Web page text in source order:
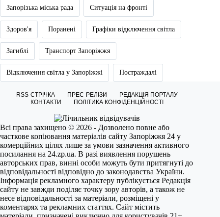
Запорізька міська рада Ситуація на фронті
Здоров'я Поранені Графіки відключення світла
Загиблі Транспорт Запоріжжя
Відключення світла у Запоріжжі Постраждалі
RSS-СТРІЧКА ПРЕС-РЕЛІЗИ
РЕДАКЦІЯ ПОРТАЛУ
КОНТАКТИ
ПОЛІТИКА КОНФІДЕНЦІЙНОСТІ
Всі права захищено © 2026 - Дозволено повне або
часткове копіювання матеріалів сайту Запоріжжя 24 у
комерційних цілях лише за умови зазначення активного
посилання на 24.zp.ua. В разі виявлення порушень
авторських прав, винні особи можуть бути притягнуті до
відповідальності відповідно до законодавства України.
Інформація рекламного характеру публікується Редакція
сайту не завжди поділяє точку зору авторів, а також не
несе відповідальності за матеріали, розміщені у
коментарях та рекламних статтях. Сайт містить